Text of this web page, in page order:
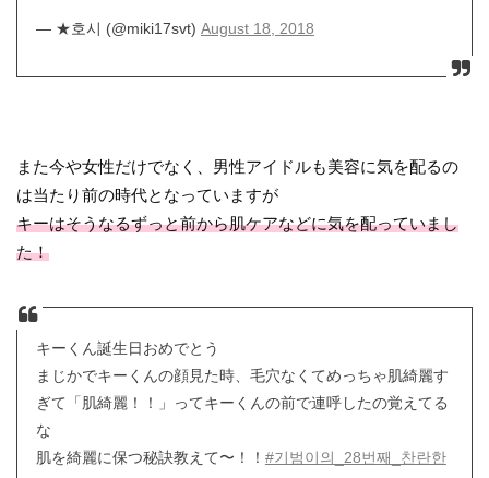
— ★호시 (@miki17svt) August 18, 2018
また今や女性だけでなく、男性アイドルも美容に気を配るの
は当たり前の時代となっていますが
キーはそうなるずっと前から肌ケアなどに気を配っていまし
た！
キーくん誕生日おめでとう
まじかでキーくんの顔見た時、毛穴なくてめっちゃ肌綺麗す
ぎて「肌綺麗！！」ってキーくんの前で連呼したの覚えてる
な
肌を綺麗に保つ秘訣教えて〜！！ #기범이의_28번째_찬란한